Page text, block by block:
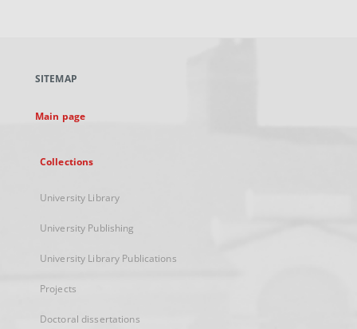
new
SITEMAP
Main page
Collections
University Library
University Publishing
University Library Publications
Projects
Doctoral dissertations